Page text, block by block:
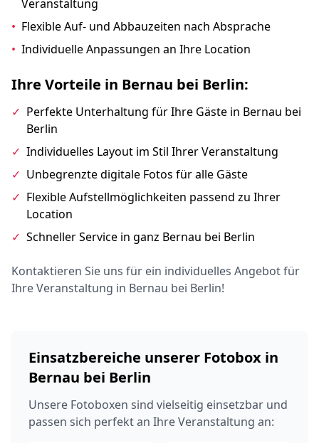
Veranstaltung
• Flexible Auf- und Abbauzeiten nach Absprache
• Individuelle Anpassungen an Ihre Location
Ihre Vorteile in Bernau bei Berlin:
✓ Perfekte Unterhaltung für Ihre Gäste in Bernau bei
Berlin
✓ Individuelles Layout im Stil Ihrer Veranstaltung
✓ Unbegrenzte digitale Fotos für alle Gäste
✓ Flexible Aufstellmöglichkeiten passend zu Ihrer
Location
✓ Schneller Service in ganz Bernau bei Berlin
Kontaktieren Sie uns für ein individuelles Angebot für
Ihre Veranstaltung in Bernau bei Berlin!
Einsatzbereiche unserer Fotobox in
Bernau bei Berlin
Unsere Fotoboxen sind vielseitig einsetzbar und
passen sich perfekt an Ihre Veranstaltung an: